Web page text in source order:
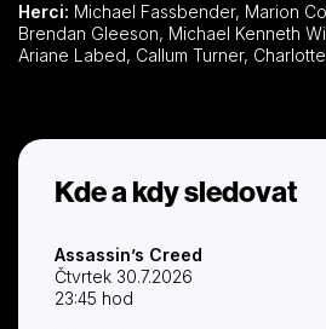
Herci:
Brendan Gleeson, Michael Kenneth Williams, Brian Gleeson,
Ariane Labed, Callum
Kde a kdy sledovat
Assassin’s Creed
Čtvrtek 30.7.2026
23:45 hod